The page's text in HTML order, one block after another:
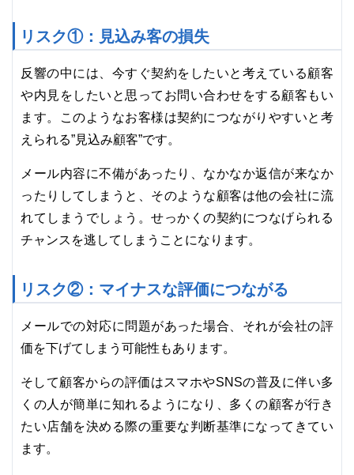
リスク①：見込み客の損失
反響の中には、今すぐ契約をしたいと考えている顧客
や内見をしたいと思ってお問い合わせをする顧客もい
ます。このようなお客様は契約につながりやすいと考
えられる”見込み顧客”です。
メール内容に不備があったり、なかなか返信が来なか
ったりしてしまうと、そのような顧客は他の会社に流
れてしまうでしょう。せっかくの契約につなげられる
チャンスを逃してしまうことになります。
リスク②：マイナスな評価につながる
メールでの対応に問題があった場合、それが会社の評
価を下げてしまう可能性もあります。
そして顧客からの評価はスマホやSNSの普及に伴い多
くの人が簡単に知れるようになり、多くの顧客が行き
たい店舗を決める際の重要な判断基準になってきてい
ます。